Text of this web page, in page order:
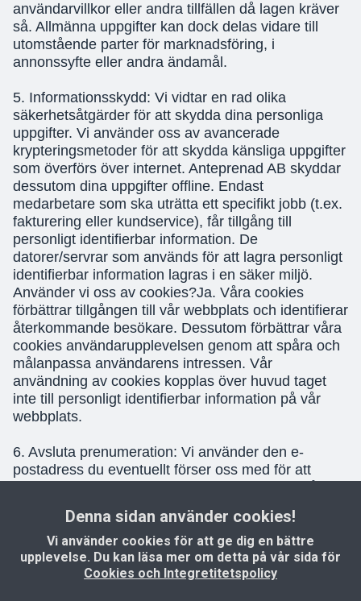
användarvillkor eller andra tillfällen då lagen kräver
så. Allmänna uppgifter kan dock delas vidare till
utomstående parter för marknadsföring, i
annonssyfte eller andra ändamål.
5. Informationsskydd: Vi vidtar en rad olika
säkerhetsåtgärder för att skydda dina personliga
uppgifter. Vi använder oss av avancerade
krypteringsmetoder för att skydda känsliga uppgifter
som överförs över internet. Anteprenad AB skyddar
dessutom dina uppgifter offline. Endast
medarbetare som ska uträtta ett specifikt jobb (t.ex.
fakturering eller kundservice), får tillgång till
personligt identifierbar information. De
datorer/servrar som används för att lagra personligt
identifierbar information lagras i en säker miljö.
Använder vi oss av cookies?Ja. Våra cookies
förbättrar tillgången till vår webbplats och identifierar
återkommande besökare. Dessutom förbättrar våra
cookies användarupplevelsen genom att spåra och
målanpassa användarens intressen. Vår
användning av cookies kopplas över huvud taget
inte till personligt identifierbar information på vår
webbplats.
6. Avsluta prenumeration: Vi använder den e-
postadress du eventuellt förser oss med för att
produktinformation etc. Om du inte längre vill ta
emot sådana meddelanden hittar du information om
hur du avslutar prenumerationen i slutet av varje e-
postmeddelande.
Denna sidan använder cookies!
Vi använder cookies för att ge dig en bättre
upplevelse. Du kan läsa mer om detta på vår sida för
Cookies och Integretitetspolicy